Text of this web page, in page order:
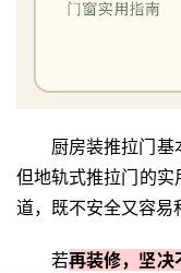
厨房装推拉门基
但地轨式推拉门的
道，既不安全又容易
若再装修，坚决